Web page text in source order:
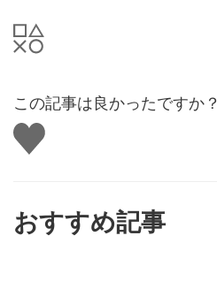
この記事は良かったですか？
い
い
おすすめ記事